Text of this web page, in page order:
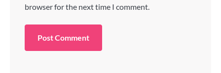
browser for the next time I comment.